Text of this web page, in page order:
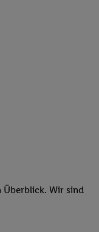
Überblick. Wir sind